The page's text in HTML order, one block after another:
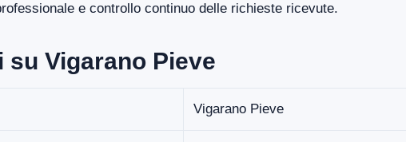
e controllo continuo delle richieste ricevute.
Vigarano Pieve
Vigarano Pieve